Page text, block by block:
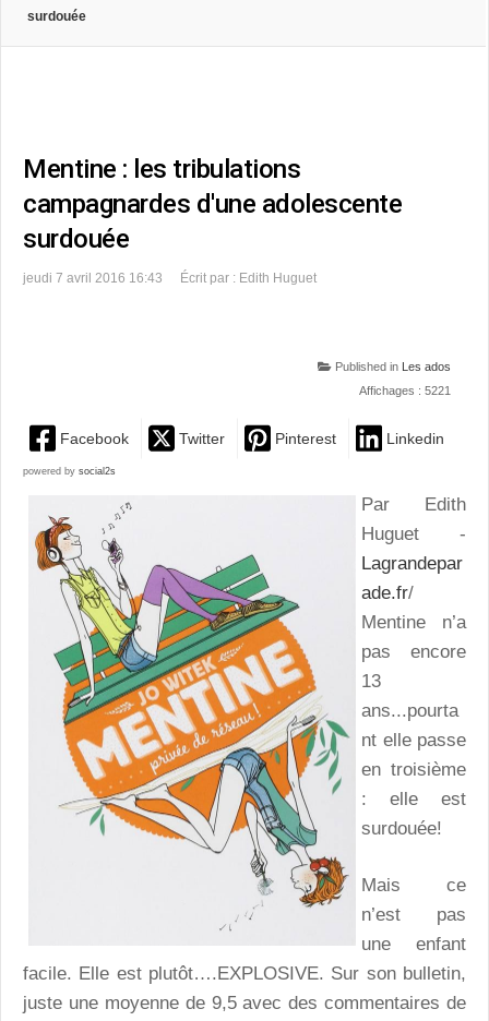
surdouée
Mentine : les tribulations
campagnardes d'une adolescente
surdouée
jeudi 7 avril 2016 16:43 Écrit par : Edith Huguet
Published in
Les ados
Affichages : 5221
Facebook Twitter Pinterest Linkedin
powered by social2s
Par Edith
Huguet -
Lagrandepar
ade.fr/
Mentine n’a
pas encore
13
ans...pourta
nt elle passe
en troisième
: elle est
surdouée!
Mais ce
n’est pas
une enfant
facile. Elle est plutôt….EXPLOSIVE. Sur son bulletin,
juste une moyenne de 9,5 avec des commentaires de